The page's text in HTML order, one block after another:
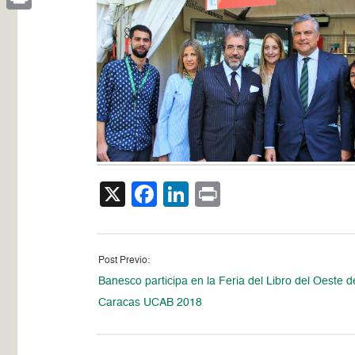
X Facebook
LinkedIn
Post Previo:
Banesco participa en la Feria del Libro del Oeste
Caracas UCAB 2018